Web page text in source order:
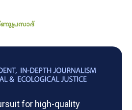
for high-quality